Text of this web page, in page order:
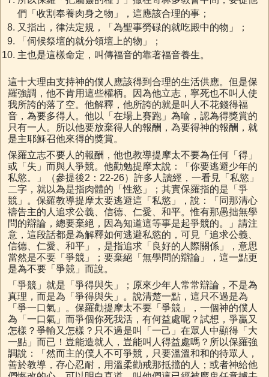
們「收割奉養肉身之物」，這應該合理的事；
又指出，律法定規，「為聖事勞碌的就吃殿中的物」；
「伺候祭壇的就分領壇上的物」；
主也是這樣命定，叫傳福音的靠著福音養生。
這十大理由支持神的僕人應該得到合理的生活供應。但是保
羅強調，他不肯用這些權柄。因為他立志，寧死也不叫人使
我所誇的落了空。他解釋，他所誇的就是叫人不花錢得福
音，為要多得人。他以「在場上賽跑」為喻，認為得獎賞的
只有一人。所以他要放棄得人的報酬，為要得神的報酬，就
是主耶穌召他來得的獎賞。
保羅立志不要人的報酬，他也教導提摩太不要為任何「得」
或「失」而與人爭競。他勸勉提摩太說：「你要逃避少年的
私慾。」（參提後2：22-26）許多人讀經，一看見「私慾」
二字，就以為是指肉體的「性慾」；其實保羅指的是「爭
競」。保羅教導提摩太要逃避這「私慾」，說：「同那清心
禱告主的人追求公義、信德、仁愛、和平。惟有那愚拙無學
問的辯論，總要棄絕，因為知道這等事是起爭競的。」請注
意，這段話都是為解釋如何逃避私慾的，可見「追求公義、
信德、仁愛、和平」，是指追求「良好的人際關係」，意思
當然是不要「爭競」；要棄絕「無學問的辯論」，這一點更
是為不要「爭競」而說。
「爭競」就是「爭得與失」；原來少年人常常辯論，不是為
真理，而是為「爭得與失」。說清楚一點，這只不過是為
「爭一口氣」。保羅勸提摩太不要「爭競」，一個神的僕人
為「一口氣」而爭個你死我活，有何益處呢？試想，爭贏又
怎樣？爭輸又怎樣？只不過是叫「一己」在眾人中顯得「大
一點」而已！豈能造就人，豈能叫人得益處嗎？所以保羅強
調說：「然而主的僕人不可爭競，只要溫溫和和的待眾人，
善於教導，存心忍耐，用溫柔勸戒那抵擋的人；或者神給他